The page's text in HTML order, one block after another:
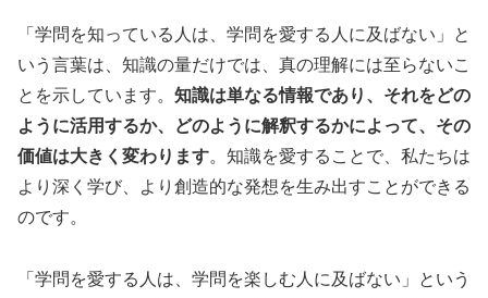
「学問を知っている人は、学問を愛する人に及ばない」と
いう言葉は、知識の量だけでは、真の理解には至らないこ
とを示しています。 知識は単なる情報であり、それをどの
ように活用するか、どのように解釈するかによって、その
価値は大きく変わります。知識を愛することで、私たちは
より深く学び、より創造的な発想を生み出すことができる
のです。
「学問を愛する人は、学問を楽しむ人に及ばない」という